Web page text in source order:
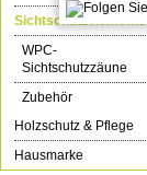
Sichtschutzelemente
WPC-
Sichtschutzzäune
Zubehör
Holzschutz & Pflege
Hausmarke